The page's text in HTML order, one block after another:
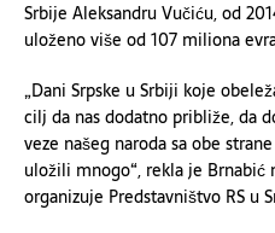
Srbije Aleksandru Vučiću, od
uloženo više od 107 miliona
„Dani Srpske u Srbiji koje
cilj da nas dodatno približe, da
veze našeg naroda sa obe
uložili mnogo“, rekla je
organizuje Predstavništvo RS u